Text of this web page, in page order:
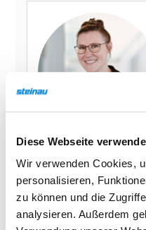
Diese Webseite
Wir verwenden Cookies,
personalisieren,
zu können und die
analysieren. Außerdem
steinau KG
Seminarnummer